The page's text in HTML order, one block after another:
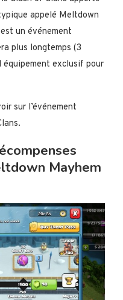
appelé Meltdown
un événement
plus longtemps (3
exclusif pour
sur l’événement
Mayhem